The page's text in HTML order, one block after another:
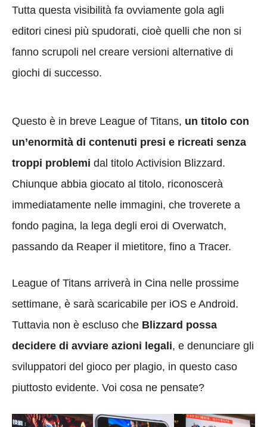
Tutta questa visibilità fa ovviamente gola agli
editori cinesi più spudorati, cioè quelli che non si
fanno scrupoli nel creare versioni alternative di
giochi di successo.
Questo è in breve League of Titans, un titolo con
un’enormità di contenuti presi e ricreati senza
troppi problemi dal titolo Activision Blizzard.
Chiunque abbia giocato al titolo, riconoscerà
immediatamente nelle immagini, che troverete a
fondo pagina, la lega degli eroi di Overwatch,
passando da Reaper il mietitore, fino a Tracer.
League of Titans arriverà in Cina nelle prossime
settimane, è sarà scaricabile per iOS e Android.
Tuttavia non è escluso che Blizzard possa
decidere di avviare azioni legali, e denunciare gli
sviluppatori del gioco per plagio, in questo caso
piuttosto evidente. Voi cosa ne pensate?